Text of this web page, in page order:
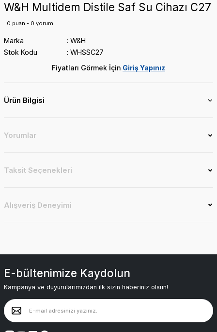
W&H Multidem Distile Saf Su Cihazı C27
0 puan - 0 yorum
Marka
W&H
Stok Kodu
WHSSC27
Fiyatları Görmek İçin Giriş Yapınız
Ürün Bilgisi
Yorumlar
Taksit Seçenekleri
Alışveriş Deneyimi
E-bültenimize Kaydolun
Kampanya ve duyurularımızdan ilk sizin haberiniz olsun!